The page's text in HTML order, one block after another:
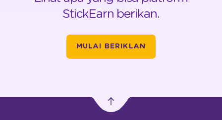
StickEarn berikan.
MULAI BERIKLAN